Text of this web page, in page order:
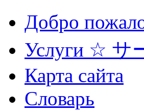
Добро
Услуги ☆ サ
Карта сайта
Словарь